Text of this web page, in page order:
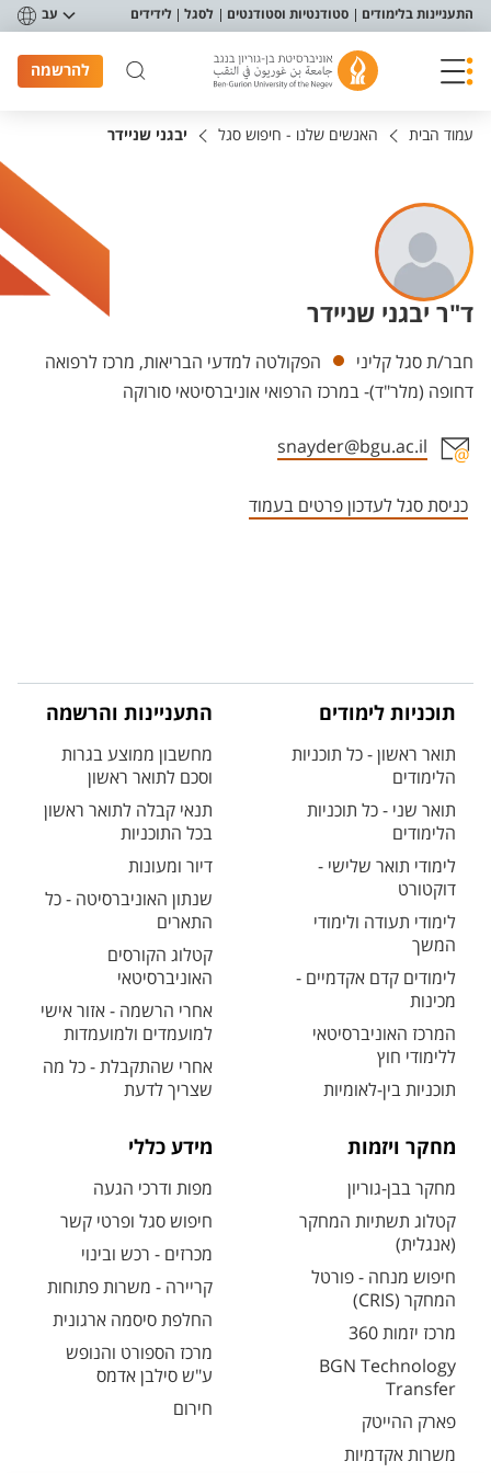
תפריט נגישות
התעניינות בלימודים סטודנטיות וסטודנטים לסגל לידידים עב
להרשמה
עמוד הבית האנשים שלנו - חיפוש סגל יבגני שניידר
ד"ר יבגני שניידר
יחידות
חבר/ת סגל קליני
הפקולטה למדעי הבריאות, מרכז לרפואה
דחופה (מלר"ד)- במרכז הרפואי אוניברסיטאי סורוקה
snayder@bgu.ac.il
כניסת סגל לעדכון פרטים בעמוד
תוכניות לימודים
תואר ראשון - כל תוכניות
הלימודים
תואר שני - כל תוכניות
הלימודים
לימודי תואר שלישי -
דוקטורט
לימודי תעודה ולימודי
המשך
לימודים קדם אקדמיים -
מכינות
המרכז האוניברסיטאי
ללימודי חוץ
תוכניות בין-לאומיות
התעניינות והרשמה
מחשבון ממוצע בגרות
וסכם לתואר ראשון
תנאי קבלה לתואר ראשון
בכל התוכניות
דיור ומעונות
שנתון האוניברסיטה - כל
התארים
קטלוג הקורסים
האוניברסיטאי
אחרי הרשמה - אזור אישי
למועמדים ולמועמדות
אחרי שהתקבלת - כל מה
שצריך לדעת
מחקר ויזמות
מחקר בבן-גוריון
קטלוג תשתיות המחקר
(אנגלית)
חיפוש מנחה - פורטל
המחקר (CRIS)
מרכז יזמות 360
BGN Technology
Transfer
פארק ההייטק
משרות אקדמיות
מידע כללי
מפות ודרכי הגעה
חיפוש סגל ופרטי קשר
מכרזים - רכש ובינוי
קריירה - משרות פתוחות
החלפת סיסמה ארגונית
מרכז הספורט והנופש
ע"ש סילבן אדמס
חירום